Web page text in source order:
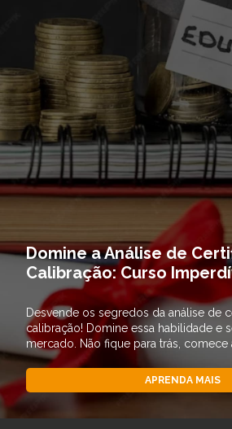
Domine a Análise de
Calibração: Curso
Desvende os segredos da análise de
calibração! Domine essa habilidade e
mercado. Não fique para trás, comece
APRENDA MAIS